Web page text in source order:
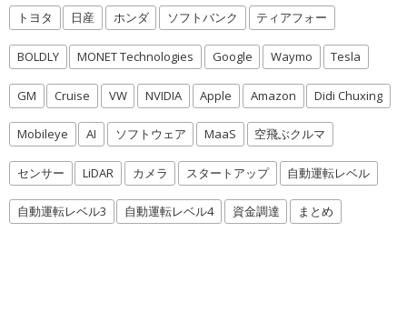
トヨタ 日産 ホンダ ソフトバンク ティアフォー
BOLDLY MONET Technologies Google Waymo Tesla
GM Cruise VW NVIDIA Apple Amazon Didi Chuxing
Mobileye AI ソフトウェア MaaS 空飛ぶクルマ
センサー LiDAR カメラ スタートアップ 自動運転レベル
自動運転レベル3 自動運転レベル4 資金調達 まとめ